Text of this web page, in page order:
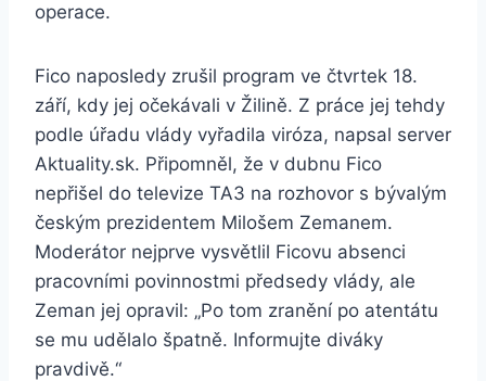
operace.
Fico naposledy zrušil program ve čtvrtek 18.
září, kdy jej očekávali v Žilině. Z práce jej tehdy
podle úřadu vlády vyřadila viróza, napsal server
Aktuality.sk. Připomněl, že v dubnu Fico
nepřišel do televize TA3 na rozhovor s bývalým
českým prezidentem Milošem Zemanem.
Moderátor nejprve vysvětlil Ficovu absenci
pracovními povinnostmi předsedy vlády, ale
Zeman jej opravil: „Po tom zranění po atentátu
se mu udělalo špatně. Informujte diváky
pravdivě.“